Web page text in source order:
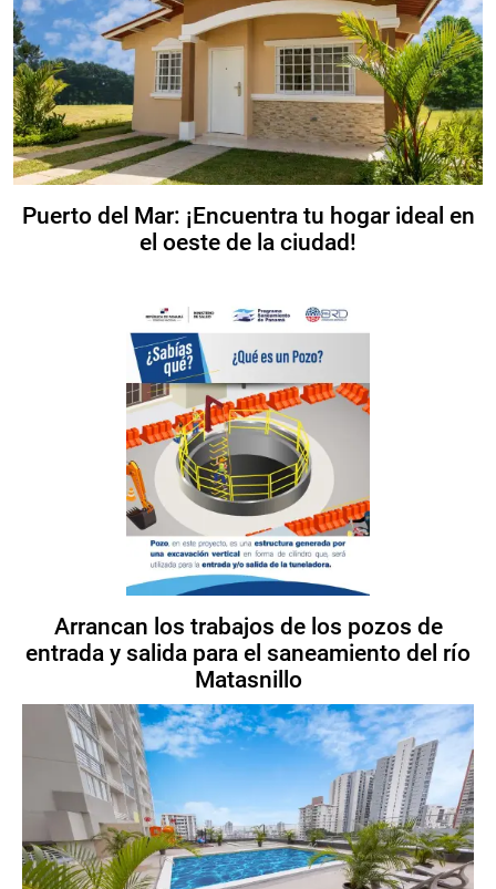
Puerto del Mar: ¡Encuentra tu hogar ideal en
el oeste de la ciudad!
Arrancan los trabajos de los pozos de
entrada y salida para el saneamiento del río
Matasnillo